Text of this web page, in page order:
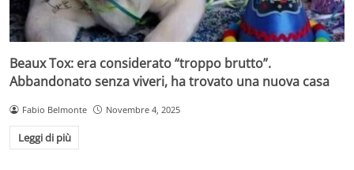
Beaux Tox: era considerato “troppo brutto”.
Abbandonato senza viveri, ha trovato una nuova casa
Fabio Belmonte Novembre 4, 2025
Leggi di più